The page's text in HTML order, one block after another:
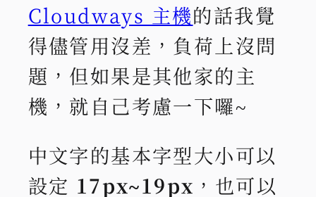
Cloudways 主機的話我覺
得儘管用沒差，負荷上沒問
題，但如果是其他家的主
機，就自己考慮一下囉~
中文字的基本字型大小可以
設定 17px~19px ，也可以